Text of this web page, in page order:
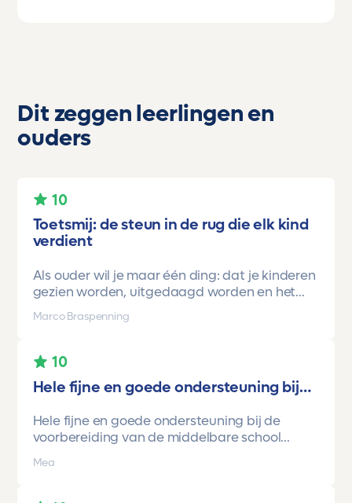
Dit zeggen leerlingen en
ouders
10
Toetsmij: de steun in de rug die elk kind
verdient
Als ouder wil je maar één ding: dat je kinderen
gezien worden, uitgedaagd worden en het
vertrouwen krijgen dat ze méér kunnen dan ze
zelf soms denken. Voor ons is Toetsmij daarin
Onze oudste dochter begon ooit op mavo-
kader. Een lieve, slimme meid, maar soms
toetsen van Toetsmij.....helder, betrouwbaar,
precies op niveau en altijd met ruimte om te
groeien kreeg ze stap voor stap het
Marco Braspenning
10
Hele fijne en goede ondersteuning bij…
Hele fijne en goede ondersteuning bij de
voorbereiding van de middelbare school
gemaakt van Toetsmij. Realistische toetsen.
Mea